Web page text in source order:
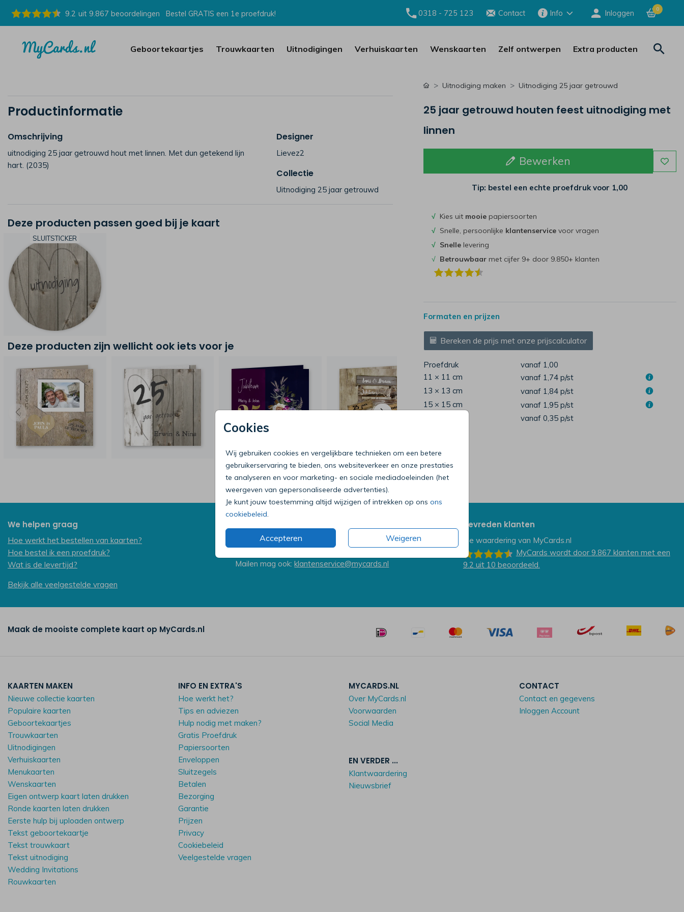
9.2 uit 9.867 beoordelingen Bestel GRATIS een 1e proefdruk! 0318 - 725 123 Contact Info Inloggen 0
Geboortekaartjes Trouwkaarten Uitnodigingen Verhuiskaarten Wenskaarten Zelf ontwerpen Extra producten
Cookies
Wij gebruiken cookies en vergelijkbare technieken om een betere
gebruikerservaring te bieden, ons websiteverkeer en onze prestaties
te analyseren en voor marketing- en sociale mediadoeleinden (het
weergeven van gepersonaliseerde advertenties).
Je kunt jouw toestemming altijd wijzigen of intrekken op ons ons
cookiebeleid.
Accepteren Weigeren
Productinformatie
Omschrijving
uitnodiging 25 jaar getrouwd hout met linnen. Met dun getekend lijn
hart. (2035)
Designer
Lievez2
Collectie
Uitnodiging 25 jaar getrouwd
Deze producten passen goed bij je kaart
SLUITSTICKER
Deze producten zijn wellicht ook iets voor je
Uitnodiging maken Uitnodiging 25 jaar getrouwd
25 jaar getrouwd houten feest uitnodiging met
linnen
Bewerken
Tip: bestel een echte proefdruk voor 1,00
√Kies uit mooie papiersoorten
√Snelle, persoonlijke klantenservicevoor vragen
√ Snellelevering
√ Betrouwbaarmet cijfer 9+ door 9.850+ klanten
Formaten en prijzen
Bereken de prijs met onze prijscalculator
Proefdruk
vanaf 1,00
11 × 11 cm
vanaf 1,74 p/st
13 × 13 cm
vanaf 1,84 p/st
15 × 15 cm
vanaf 1,95 p/st
vanaf 0,35 p/st
We helpen graag
Hoe werkt het bestellen van kaarten?
Hoe bestel ik een proefdruk?
Wat is de levertijd?
Bekijk alle veelgestelde vragen
0318 - 72 51 23
Mailen mag ook:klantenservice@mycards.nl
Tevreden klanten
De waardering van MyCards.nl
MyCards wordt door 9.867 klanten met een
9.2 uit 10 beoordeeld.
Maak de mooiste complete kaart op MyCards.nl
KAARTEN MAKEN
Nieuwe collectie kaarten
Populaire kaarten
Geboortekaartjes
Trouwkaarten
Uitnodigingen
Verhuiskaarten
Menukaarten
Wenskaarten
Eigen ontwerp kaart laten drukken
Ronde kaarten laten drukken
Eerste hulp bij uploaden ontwerp
Tekst geboortekaartje
Tekst trouwkaart
Tekst uitnodiging
Wedding Invitations
Rouwkaarten
INFO EN EXTRA'S
Hoe werkt het?
Tips en adviezen
Hulp nodig met maken?
Gratis Proefdruk
Papiersoorten
Enveloppen
Sluitzegels
Betalen
Bezorging
Garantie
Prijzen
Privacy
Cookiebeleid
Veelgestelde vragen
MYCARDS.NL
Over MyCards.nl
Voorwaarden
Social Media
EN VERDER ...
Klantwaardering
Nieuwsbrief
CONTACT
Contact en gegevens
Inloggen Account